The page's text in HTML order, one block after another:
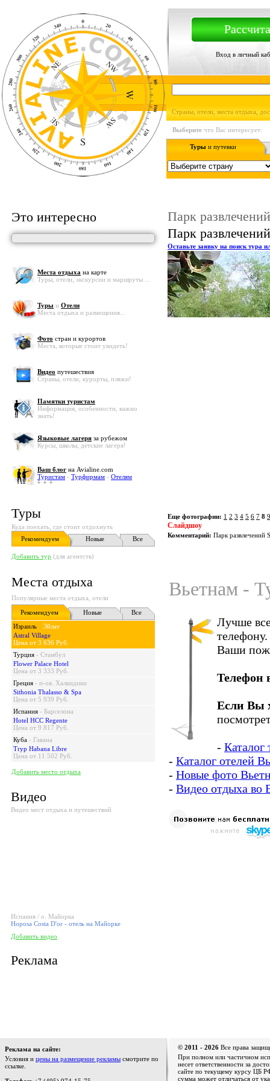
Вход в личный
Страны, отели, места отдыха,
Выберите что Вас интересует:
Туры и путевки
Это интересно
Места отдыха на карте
Туры, отели, экскурсии и маршруты ...
Туры и Отели
Места отдыха и размещения...
Фото стран и курортов
Места, которые стоит увидеть!
Видео путешествия
Страны, отели, курорты, пляжи!
Памятки туристам
Информация, особенности, важно
знать!
Языковые лагеря за рубежом
Курсы, школы, детские лагеря!
Ваш блог на Avialine.com
Туристам - Турфирмам - Отелям
Туры
Куда поехать, где стоит отдохнуть
Рекомендуем
Новые Все
Добавить тур (для агентств)
Места отдыха
Популярные места отдыха, отели
Рекомендуем
Новые
Все
Израиль - Эйлат
Astral Village
Цена от 3 636 Руб.
Турция - Стамбул
Flower Palace Hotel
Цена от 3 333 Руб.
Греция - п-ов. Халкидики
Sithonia Thalasso & Spa
Цена от 5 939 Руб.
Испания - Барселона
Hotel HCC Regente
Цена от 9 817 Руб.
Куба - Гавана
Tryp Habana Libre
Цена от 11 502 Руб.
Добавить место отдыха
Видео
Видео мест отдыха и путешествий
Испания / о. Майорка
Hoposa Costa D'or - отель на Майорке
Добавить видео
Реклама
Парк
Парк
Оставьте заявку на поиск тура
Еще фотографии: 1 2 3 4 5 6 7 8 9
Слайдшоу
Комментарий: Парк
Вьетнам -
Лучше
Ваши
Телефон
Если Вы
- Каталог
- Каталог отелей
- Новые фото
- Видео отдыха во
Реклама на сайте:
Условия и цены на размещение рекламы смотрите по
ссылке.
© 2011 - 2026 Все права
При полном или частичном
несет ответственности за
сайте по текущему курсу ЦБ
сумма может отличаться от